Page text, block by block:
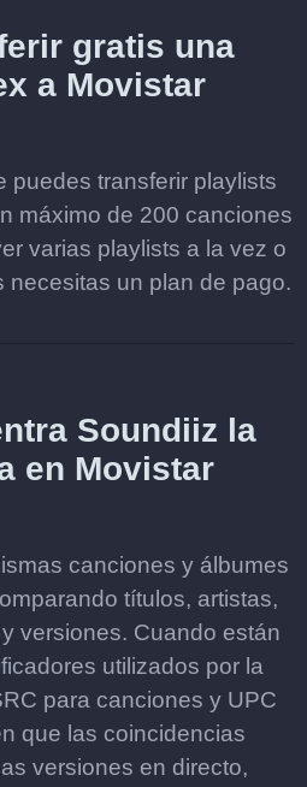
gratis una
a Movistar
puedes transferir playlists
máximo de 200 canciones
varias playlists a la vez o
necesitas un plan de pago.
Soundiiz la
en Movistar
canciones y álbumes
títulos, artistas,
versiones. Cuando están
utilizados por la
para canciones y UPC
que las coincidencias
versiones en directo,